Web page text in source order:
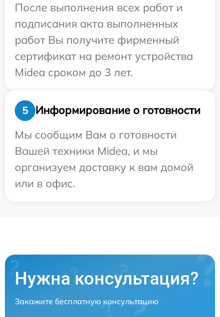
После выполнения всех работ и
подписания акта выполненных
работ Вы получите фирменный
сертификат на ремонт устройства
Midea сроком до 3 лет.
5
Информирование о готовности
Мы сообщим Вам о готовности
Вашей техники Midea, и мы
организуем доставку к вам домой
или в офис.
Нужна консультация?
Закажите бесплатную консультацию